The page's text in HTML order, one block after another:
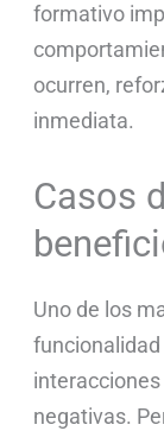
formativo
ocurren,
inmediata.
Casos
Uno de los
negativas.